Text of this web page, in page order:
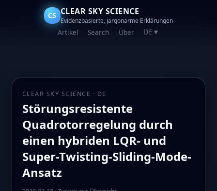
CS CLEAR SKY SCIENCE
Evidenzbasierte, jargonarme Erklärungen
Artikel Search Über DE▼
CLEAR SKY SCIENCE · DE
Störungsresistente
Quadrotorregelung durch
einen hybriden LQR- und
Super-Twisting-Sliding-Mode-
Ansatz